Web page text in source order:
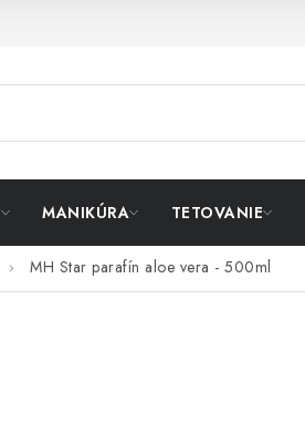
MANIKÚRA TETOVANIE
MH Star parafín aloe vera - 500ml